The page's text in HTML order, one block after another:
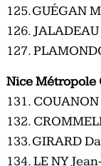
125. GUÉGAN
126.
127.
Nice Métropole
131.
132.
133. GIRARD
134. LE NY